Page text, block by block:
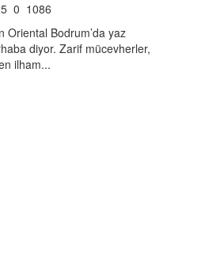
0 1086
Oriental Bodrum’da yaz
diyor. Zarif mücevherler,
ilham...